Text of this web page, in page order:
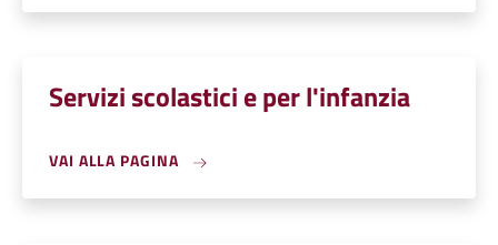
Servizi scolastici e per l'infanzia
VAI ALLA PAGINA